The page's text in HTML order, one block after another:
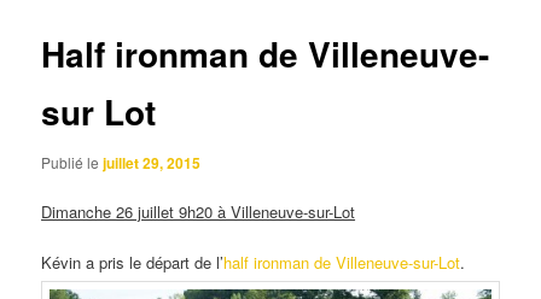
Half ironman de Villeneuve-
sur Lot
Publié lejuillet 29, 2015
Dimanche 26 juillet 9h20 à Villeneuve-sur-Lot
Kévin a pris le départ de l’half ironman de Villeneuve-sur-Lot.